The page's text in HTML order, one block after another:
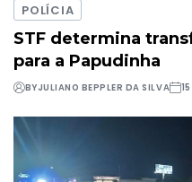
POLÍCIA
STF determina
para a Papudinha
BYJULIANO BEPPLER DA SILVA